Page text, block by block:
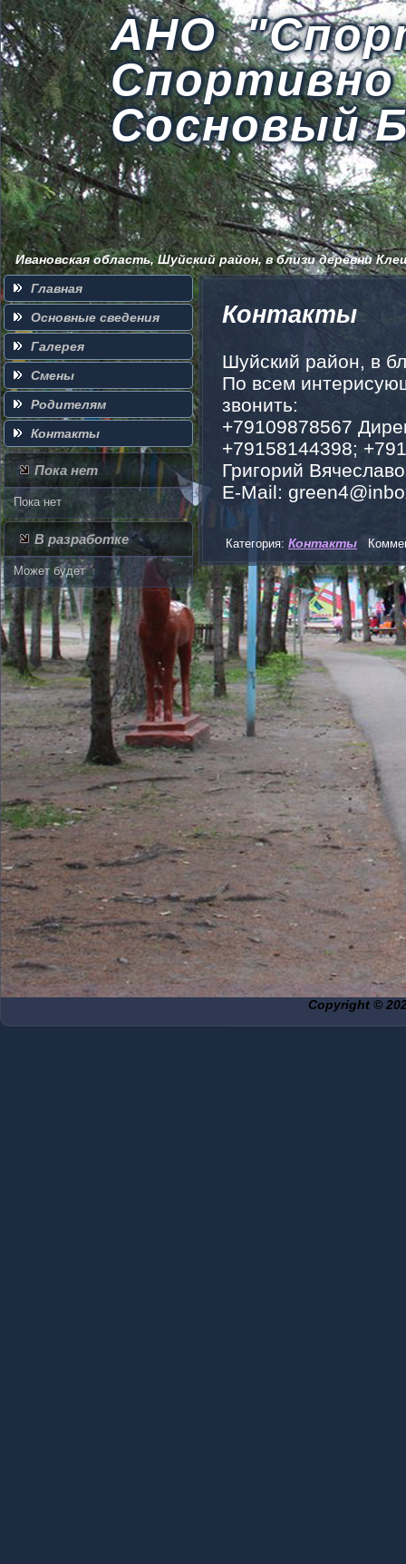
АНО
Сосновый
Ивановская область, Шуйский район, в близи деревни
Главная
Основные сведения
Галерея
Смены
Родителям
Контакты
Пока нет
Пока нет
В разработке
Может будет
Контакты
Шуйский район, в
По всем
звонить:
+79109878567
+79158144398;
Григорий
E-Mail:
Категория: Контакты
Copyright ©